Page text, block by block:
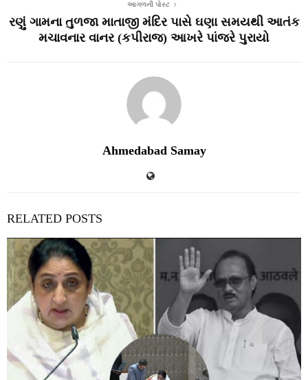
આગળની પોસ્ટ
રણું ગામના તુળજા માતાજી મંદિર પાસે ઘણા સમયથી આતંક
મચાવનાર વાનર (કપીરાજ) આખરે પાંજરે પુરાયો
Ahmedabad Samay
RELATED POSTS